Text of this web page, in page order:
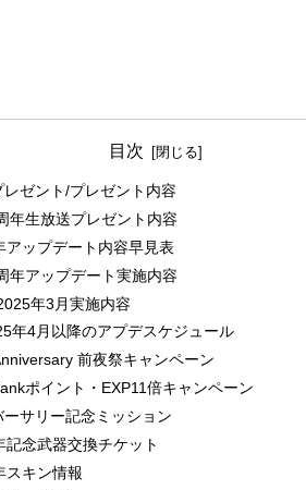
目次
レゼント/プレゼント内容
年生放送プレゼント内容
アップデート内容早見表
年アップデート実施内容
年3月実施内容
年4月以降のアプデスケジュール
前夜祭キャンペーン
ポイント・EXP11倍キャンペーン
ーサリー記念ミッション
記念武器交換チケット
スキン情報